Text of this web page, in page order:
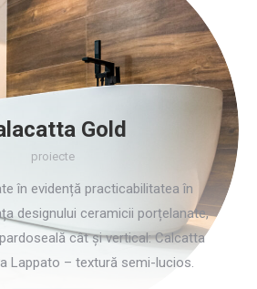
Gold
proiecte
în evidență practicabilitatea în
designului ceramicii porțelanate,
cât și vertical: Calcatta
Lappato – textură semi-lucios.